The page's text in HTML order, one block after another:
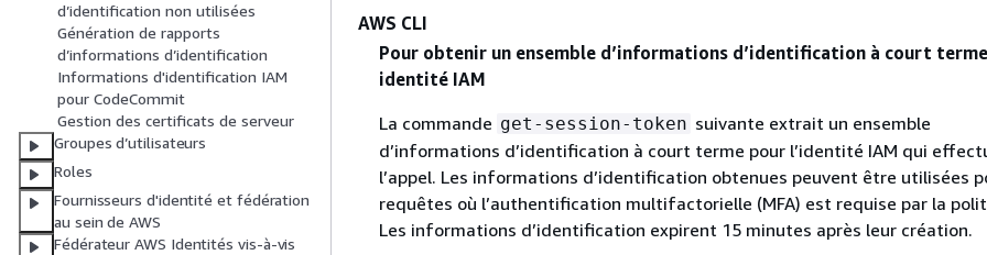
d’identification non utilisées
Génération de rapports
d’informations d’identification
Informations d'identification IAM
pour CodeCommit
Gestion des certificats de serveur
Groupes d’utilisateurs
Roles
Fournisseurs d'identité et fédération
au sein de AWS
Fédérateur AWS Identités vis-à-vis
AWS CLI
Pour obtenir un ensemble d’informations d’identification à court terme
identité IAM
La commande get-session-token suivante extrait un ensemble
d’informations d’identification à court terme pour l’identité IAM qui
l’appel. Les informations d’identification obtenues peuvent être utilisées
requêtes où l’authentification multifactorielle (MFA) est requise par la
Les informations d’identification expirent 15 minutes après leur création.